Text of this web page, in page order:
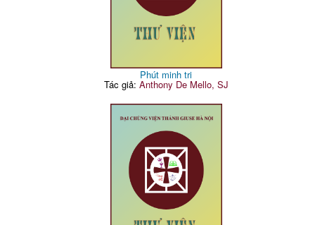
Phút minh tri
Tác giả: Anthony De Mello, SJ